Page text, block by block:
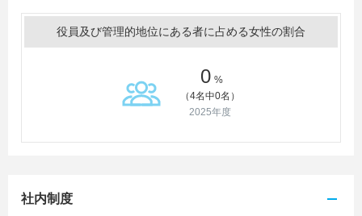
役員及び管理的地位にある者に占める女性の割合
0 %
（4名中0名）
2025年度
社内制度